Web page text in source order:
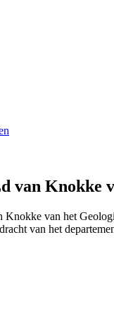
van Knokke
van het
van het